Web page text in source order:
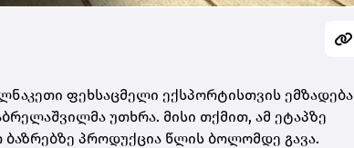
ფეხსაცმელი ექსპორტისთვის ემზადება
უთხრა. მისი თქმით, ამ ეტაპზე
ბაზრებზე პროდუქცია წლის ბოლომდე გავა.